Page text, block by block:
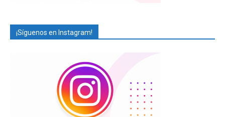
¡Síguenos en Instagram!